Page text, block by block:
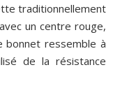
traditionnellement
un centre rouge,
ressemble à
de la résistance